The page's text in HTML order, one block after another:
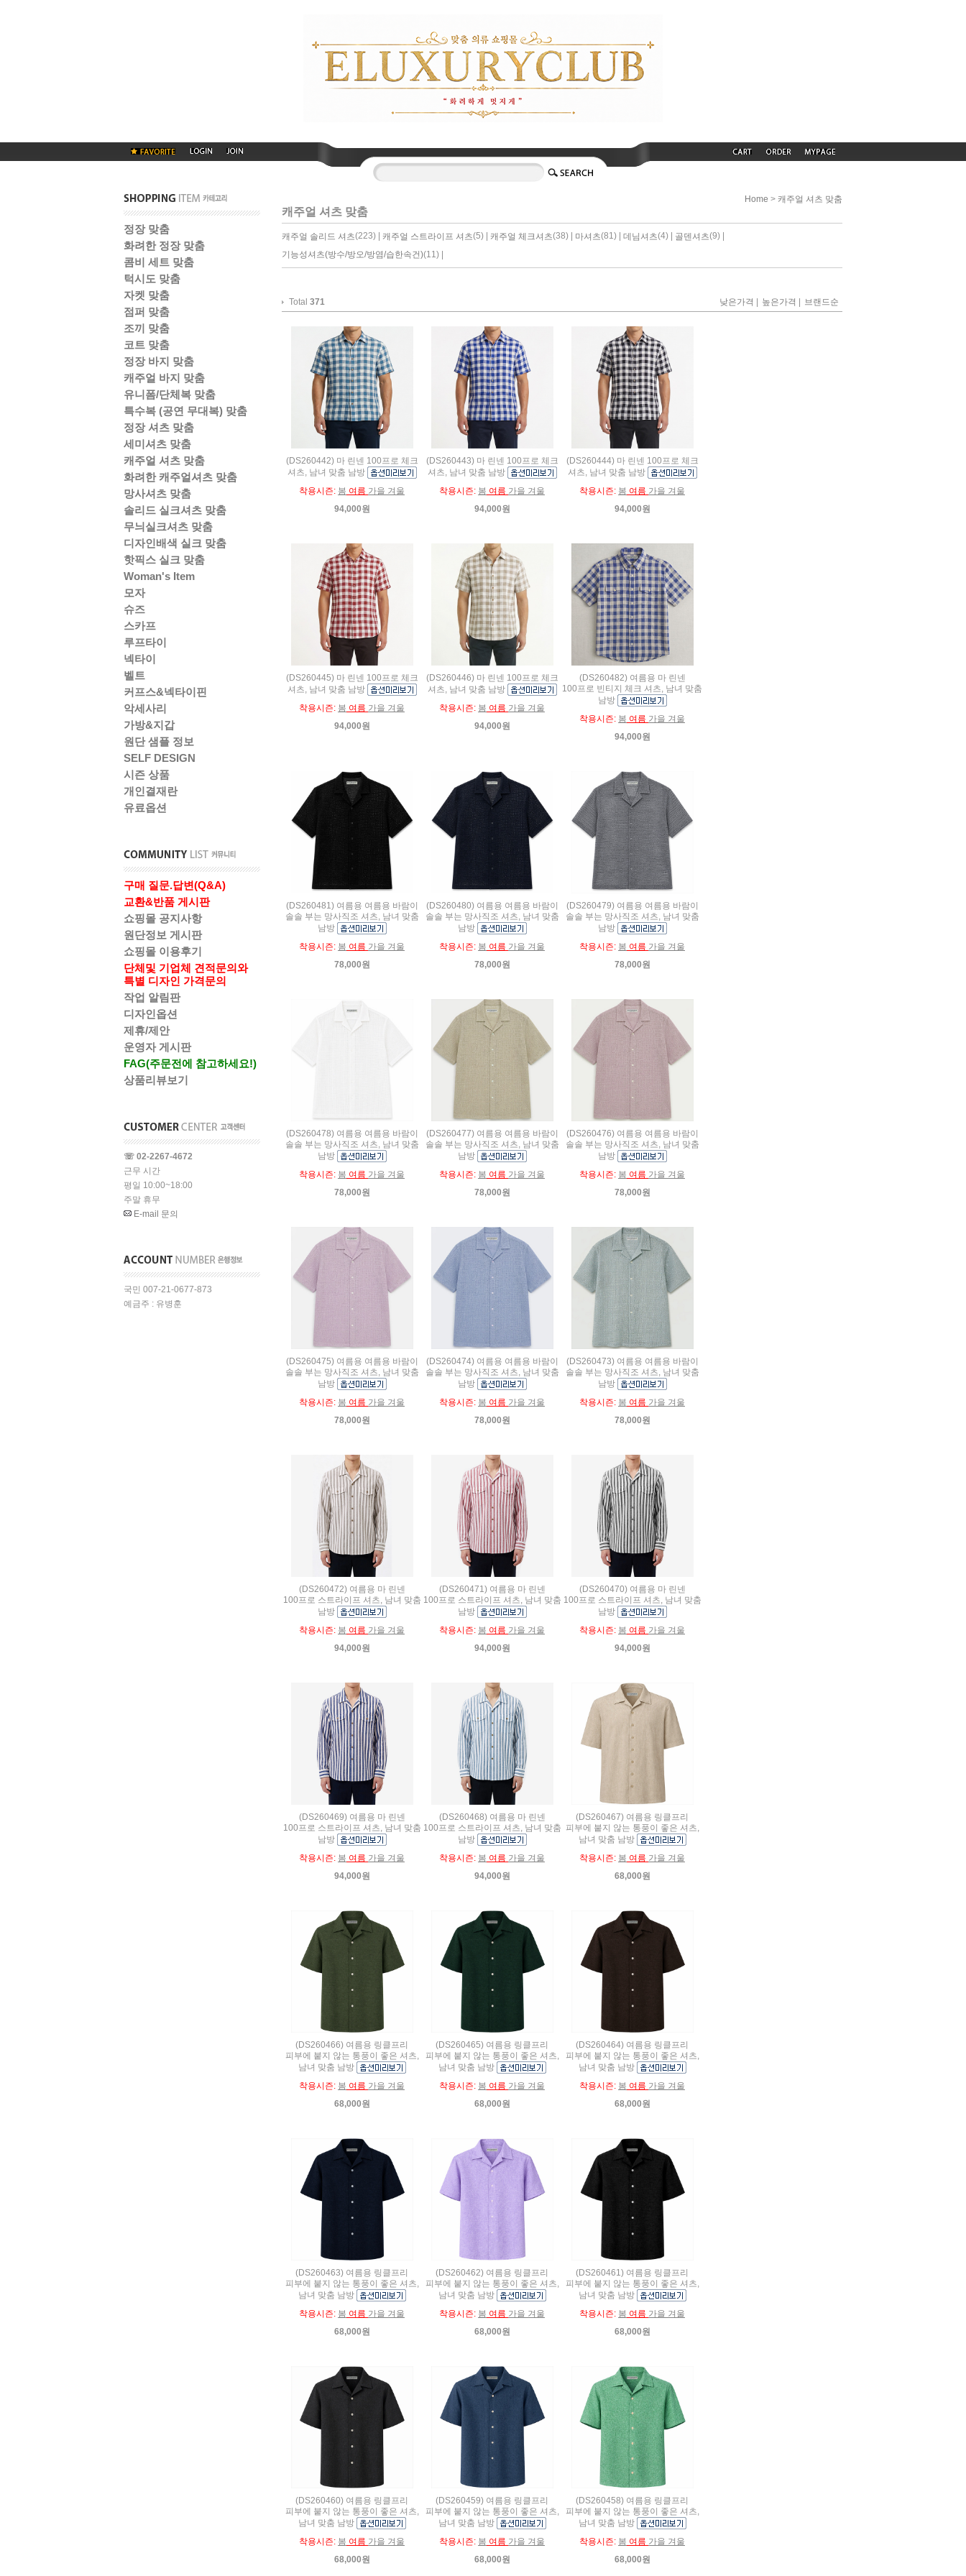
정장 맞춤
화려한 정장 맞춤
콤비 세트 맞춤
턱시도 맞춤
자켓 맞춤
점퍼 맞춤
조끼 맞춤
코트 맞춤
정장 바지 맞춤
캐주얼 바지 맞춤
유니폼/단체복 맞춤
특수복 (공연 무대복) 맞춤
정장 셔츠 맞춤
세미셔츠 맞춤
캐주얼 셔츠 맞춤
화려한 캐주얼셔츠 맞춤
망사셔츠 맞춤
솔리드 실크셔츠 맞춤
무늬실크셔츠 맞춤
디자인배색 실크 맞춤
핫픽스 실크 맞춤
Woman's Item
모자
슈즈
스카프
루프타이
넥타이
벨트
커프스&넥타이핀
악세사리
가방&지갑
원단 샘플 정보
SELF DESIGN
시즌 상품
개인결재란
유료옵션
구매 질문.답변(Q&A)
교환&반품 게시판
쇼핑몰 공지사항
원단정보 게시판
쇼핑몰 이용후기
단체및 기업체 견적문의와
특별 디자인 가격문의
작업 알림판
디자인옵션
제휴/제안
운영자 게시판
FAG(주문전에 참고하세요!)
상품리뷰보기
☏ 02-2267-4672
근무 시간
평일 10:00~18:00
주말 휴무
E-mail 문의
국민 007-21-0677-873
예금주 : 유병훈
Home > 캐주얼 셔츠 맞춤
캐주얼 셔츠 맞춤
캐주얼 솔리드 셔츠(223) | 캐주얼 스트라이프 셔츠(5) | 캐주얼 체크셔츠(38) | 마셔츠(81) | 데님셔츠(4) | 골덴셔츠(9) |
기능성셔츠(방수/방오/방염/습한속건)(11) |
Total 371 낮은가격 높은가격 브랜드순
(DS260442) 마 린넨 100프로 체크
셔츠, 남녀 맞춤 남방
착용시즌: 봄 여름 가을 겨울
94,000원
(DS260443) 마 린넨 100프로 체크
셔츠, 남녀 맞춤 남방
착용시즌: 봄 여름 가을 겨울
94,000원
(DS260444) 마 린넨 100프로 체크
셔츠, 남녀 맞춤 남방
착용시즌: 봄 여름 가을 겨울
94,000원
(DS260445) 마 린넨 100프로 체크
셔츠, 남녀 맞춤 남방
착용시즌: 봄 여름 가을 겨울
94,000원
(DS260446) 마 린넨 100프로 체크
셔츠, 남녀 맞춤 남방
착용시즌: 봄 여름 가을 겨울
94,000원
(DS260482) 여름용 마 린넨
100프로 빈티지 체크 셔츠, 남녀 맞춤
남방
착용시즌: 봄 여름 가을 겨울
94,000원
(DS260481) 여름용 여름용 바람이
솔솔 부는 망사직조 셔츠, 남녀 맞춤
남방
착용시즌: 봄 여름 가을 겨울
78,000원
(DS260480) 여름용 여름용 바람이
솔솔 부는 망사직조 셔츠, 남녀 맞춤
남방
착용시즌: 봄 여름 가을 겨울
78,000원
(DS260479) 여름용 여름용 바람이
솔솔 부는 망사직조 셔츠, 남녀 맞춤
남방
착용시즌: 봄 여름 가을 겨울
78,000원
(DS260478) 여름용 여름용 바람이
솔솔 부는 망사직조 셔츠, 남녀 맞춤
남방
착용시즌: 봄 여름 가을 겨울
78,000원
(DS260477) 여름용 여름용 바람이
솔솔 부는 망사직조 셔츠, 남녀 맞춤
남방
착용시즌: 봄 여름 가을 겨울
78,000원
(DS260476) 여름용 여름용 바람이
솔솔 부는 망사직조 셔츠, 남녀 맞춤
남방
착용시즌: 봄 여름 가을 겨울
78,000원
(DS260475) 여름용 여름용 바람이
솔솔 부는 망사직조 셔츠, 남녀 맞춤
남방
착용시즌: 봄 여름 가을 겨울
78,000원
(DS260474) 여름용 여름용 바람이
솔솔 부는 망사직조 셔츠, 남녀 맞춤
남방
착용시즌: 봄 여름 가을 겨울
78,000원
(DS260473) 여름용 여름용 바람이
솔솔 부는 망사직조 셔츠, 남녀 맞춤
남방
착용시즌: 봄 여름 가을 겨울
78,000원
(DS260472) 여름용 마 린넨
100프로 스트라이프 셔츠, 남녀 맞춤
남방
착용시즌: 봄 여름 가을 겨울
94,000원
(DS260471) 여름용 마 린넨
100프로 스트라이프 셔츠, 남녀 맞춤
남방
착용시즌: 봄 여름 가을 겨울
94,000원
(DS260470) 여름용 마 린넨
100프로 스트라이프 셔츠, 남녀 맞춤
남방
착용시즌: 봄 여름 가을 겨울
94,000원
(DS260469) 여름용 마 린넨
100프로 스트라이프 셔츠, 남녀 맞춤
남방
착용시즌: 봄 여름 가을 겨울
94,000원
(DS260468) 여름용 마 린넨
100프로 스트라이프 셔츠, 남녀 맞춤
남방
착용시즌: 봄 여름 가을 겨울
94,000원
(DS260467) 여름용 링클프리
피부에 붙지 않는 통풍이 좋은 셔츠,
남녀 맞춤 남방
착용시즌: 봄 여름 가을 겨울
68,000원
(DS260466) 여름용 링클프리
피부에 붙지 않는 통풍이 좋은 셔츠,
남녀 맞춤 남방
착용시즌: 봄 여름 가을 겨울
68,000원
(DS260465) 여름용 링클프리
피부에 붙지 않는 통풍이 좋은 셔츠,
남녀 맞춤 남방
착용시즌: 봄 여름 가을 겨울
68,000원
(DS260464) 여름용 링클프리
피부에 붙지 않는 통풍이 좋은 셔츠,
남녀 맞춤 남방
착용시즌: 봄 여름 가을 겨울
68,000원
(DS260463) 여름용 링클프리
피부에 붙지 않는 통풍이 좋은 셔츠,
남녀 맞춤 남방
착용시즌: 봄 여름 가을 겨울
68,000원
(DS260462) 여름용 링클프리
피부에 붙지 않는 통풍이 좋은 셔츠,
남녀 맞춤 남방
착용시즌: 봄 여름 가을 겨울
68,000원
(DS260461) 여름용 링클프리
피부에 붙지 않는 통풍이 좋은 셔츠,
남녀 맞춤 남방
착용시즌: 봄 여름 가을 겨울
68,000원
(DS260460) 여름용 링클프리
피부에 붙지 않는 통풍이 좋은 셔츠,
남녀 맞춤 남방
착용시즌: 봄 여름 가을 겨울
68,000원
(DS260459) 여름용 링클프리
피부에 붙지 않는 통풍이 좋은 셔츠,
남녀 맞춤 남방
착용시즌: 봄 여름 가을 겨울
68,000원
(DS260458) 여름용 링클프리
피부에 붙지 않는 통풍이 좋은 셔츠,
남녀 맞춤 남방
착용시즌: 봄 여름 가을 겨울
68,000원